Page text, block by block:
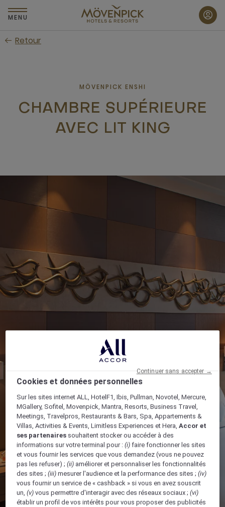
Passer
au
principal
MENU
Retour
MÖVENPICK ENSHI
CHAMBRE SUPÉRIEURE
AVEC LIT KING
Cookies et données personnelles
Sur les sites internet ALL, HotelF1, Ibis, Pullman, Novotel, Mercure,
MGallery, Sofitel, Movenpick, Mantra, Resorts, Business Travel,
Meetings, Travelpros, Restaurants & Bars, Spa, Appartements &
Villas, Activities & Events, Limitless Experiences et Hera,Accor et
ses partenaires souhaitent stocker ou accéder à des
informations sur votre terminal pour :(i) faire fonctionner les sites
et vous fournir les services que vous demandez (vous ne pouvez
pas les refuser) ;(ii) améliorer et personnaliser les fonctionnalités
des sites ;(iii) mesurer l'audience et la performance des sites ;(iv)
vous fournir un service de « cashback » si vous en avez souscrit
un,(v) vous permettre d'interagir avec des réseaux sociaux ;(vi)
établir un profil de vos intérêts pour vous proposer des publicités
Continuer sans accepter →